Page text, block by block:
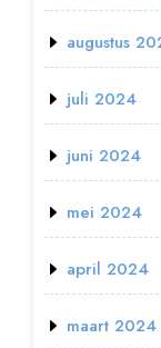
augustus
juli 2024
juni 2024
mei 2024
april 2024
maart 2024